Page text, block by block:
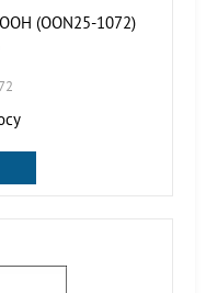
(OON25-1072)